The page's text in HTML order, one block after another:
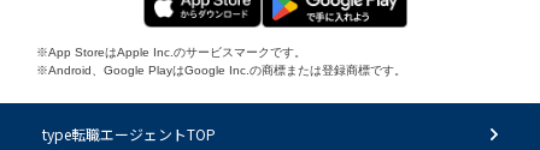
※App StoreはApple Inc.のサービスマークです。
※Android、Google PlayはGoogle Inc.の商標または登録商標です。
type転職エージェントTOP